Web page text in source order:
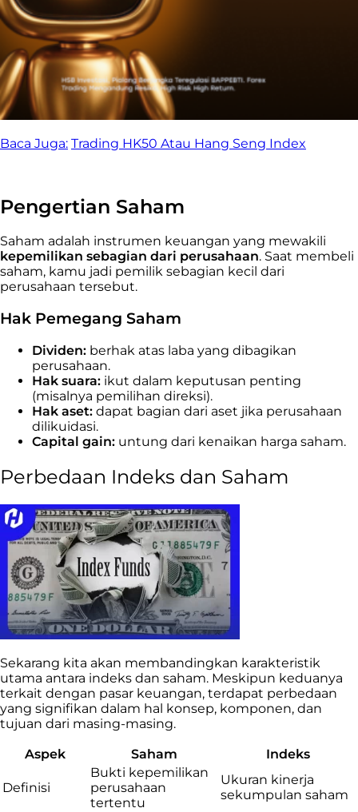
Baca Juga: Trading HK50 Atau Hang Seng Index
Pengertian Saham
Saham adalah instrumen keuangan yang mewakili
kepemilikan sebagian dari perusahaan. Saat membeli
saham, kamu jadi pemilik sebagian kecil dari
perusahaan tersebut.
Hak Pemegang Saham
Dividen: berhak atas laba yang dibagikan
perusahaan.
Hak suara: ikut dalam keputusan penting
(misalnya pemilihan direksi).
Hak aset: dapat bagian dari aset jika perusahaan
dilikuidasi.
Capital gain: untung dari kenaikan harga saham.
Perbedaan Indeks dan Saham
Sekarang kita akan membandingkan karakteristik
utama antara indeks dan saham. Meskipun keduanya
terkait dengan pasar keuangan, terdapat perbedaan
yang signifikan dalam hal konsep, komponen, dan
tujuan dari masing-masing.
Aspek
Saham Indeks
Definisi
Bukti kepemilikan
perusahaan
tertentu
Ukuran kinerja
sekumpulan saham